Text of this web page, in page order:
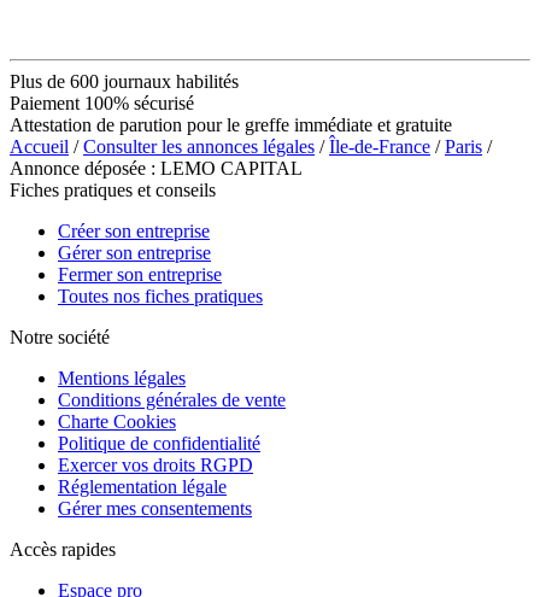
Plus de 600 journaux habilités
Paiement 100% sécurisé
Attestation de parution pour le greffe immédiate et gratuite
Accueil /Consulter les annonces légales /Île-de-France /Paris /
Annonce déposée : LEMO CAPITAL
Fiches pratiques et conseils
Créer son entreprise
Gérer son entreprise
Fermer son entreprise
Toutes nos fiches pratiques
Notre société
Mentions légales
Conditions générales de vente
Charte Cookies
Politique de confidentialité
Exercer vos droits RGPD
Réglementation légale
Gérer mes consentements
Accès rapides
Espace pro